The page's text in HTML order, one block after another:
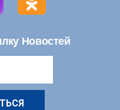
Новостей